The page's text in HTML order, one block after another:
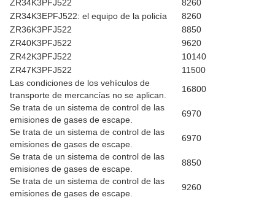
ZR34K3PFJ522
8260
ZR34K3EPFJ522: el equipo de la policía
8260
ZR36K3PFJ522
8850
ZR40K3PFJ522
9620
ZR42K3PFJ522
10140
ZR47K3PFJ522
11500
Las condiciones de los vehículos de
transporte de mercancías no se aplican.
16800
Se trata de un sistema de control de las
emisiones de gases de escape.
6970
Se trata de un sistema de control de las
emisiones de gases de escape.
6970
Se trata de un sistema de control de las
emisiones de gases de escape.
8850
Se trata de un sistema de control de las
emisiones de gases de escape.
9260